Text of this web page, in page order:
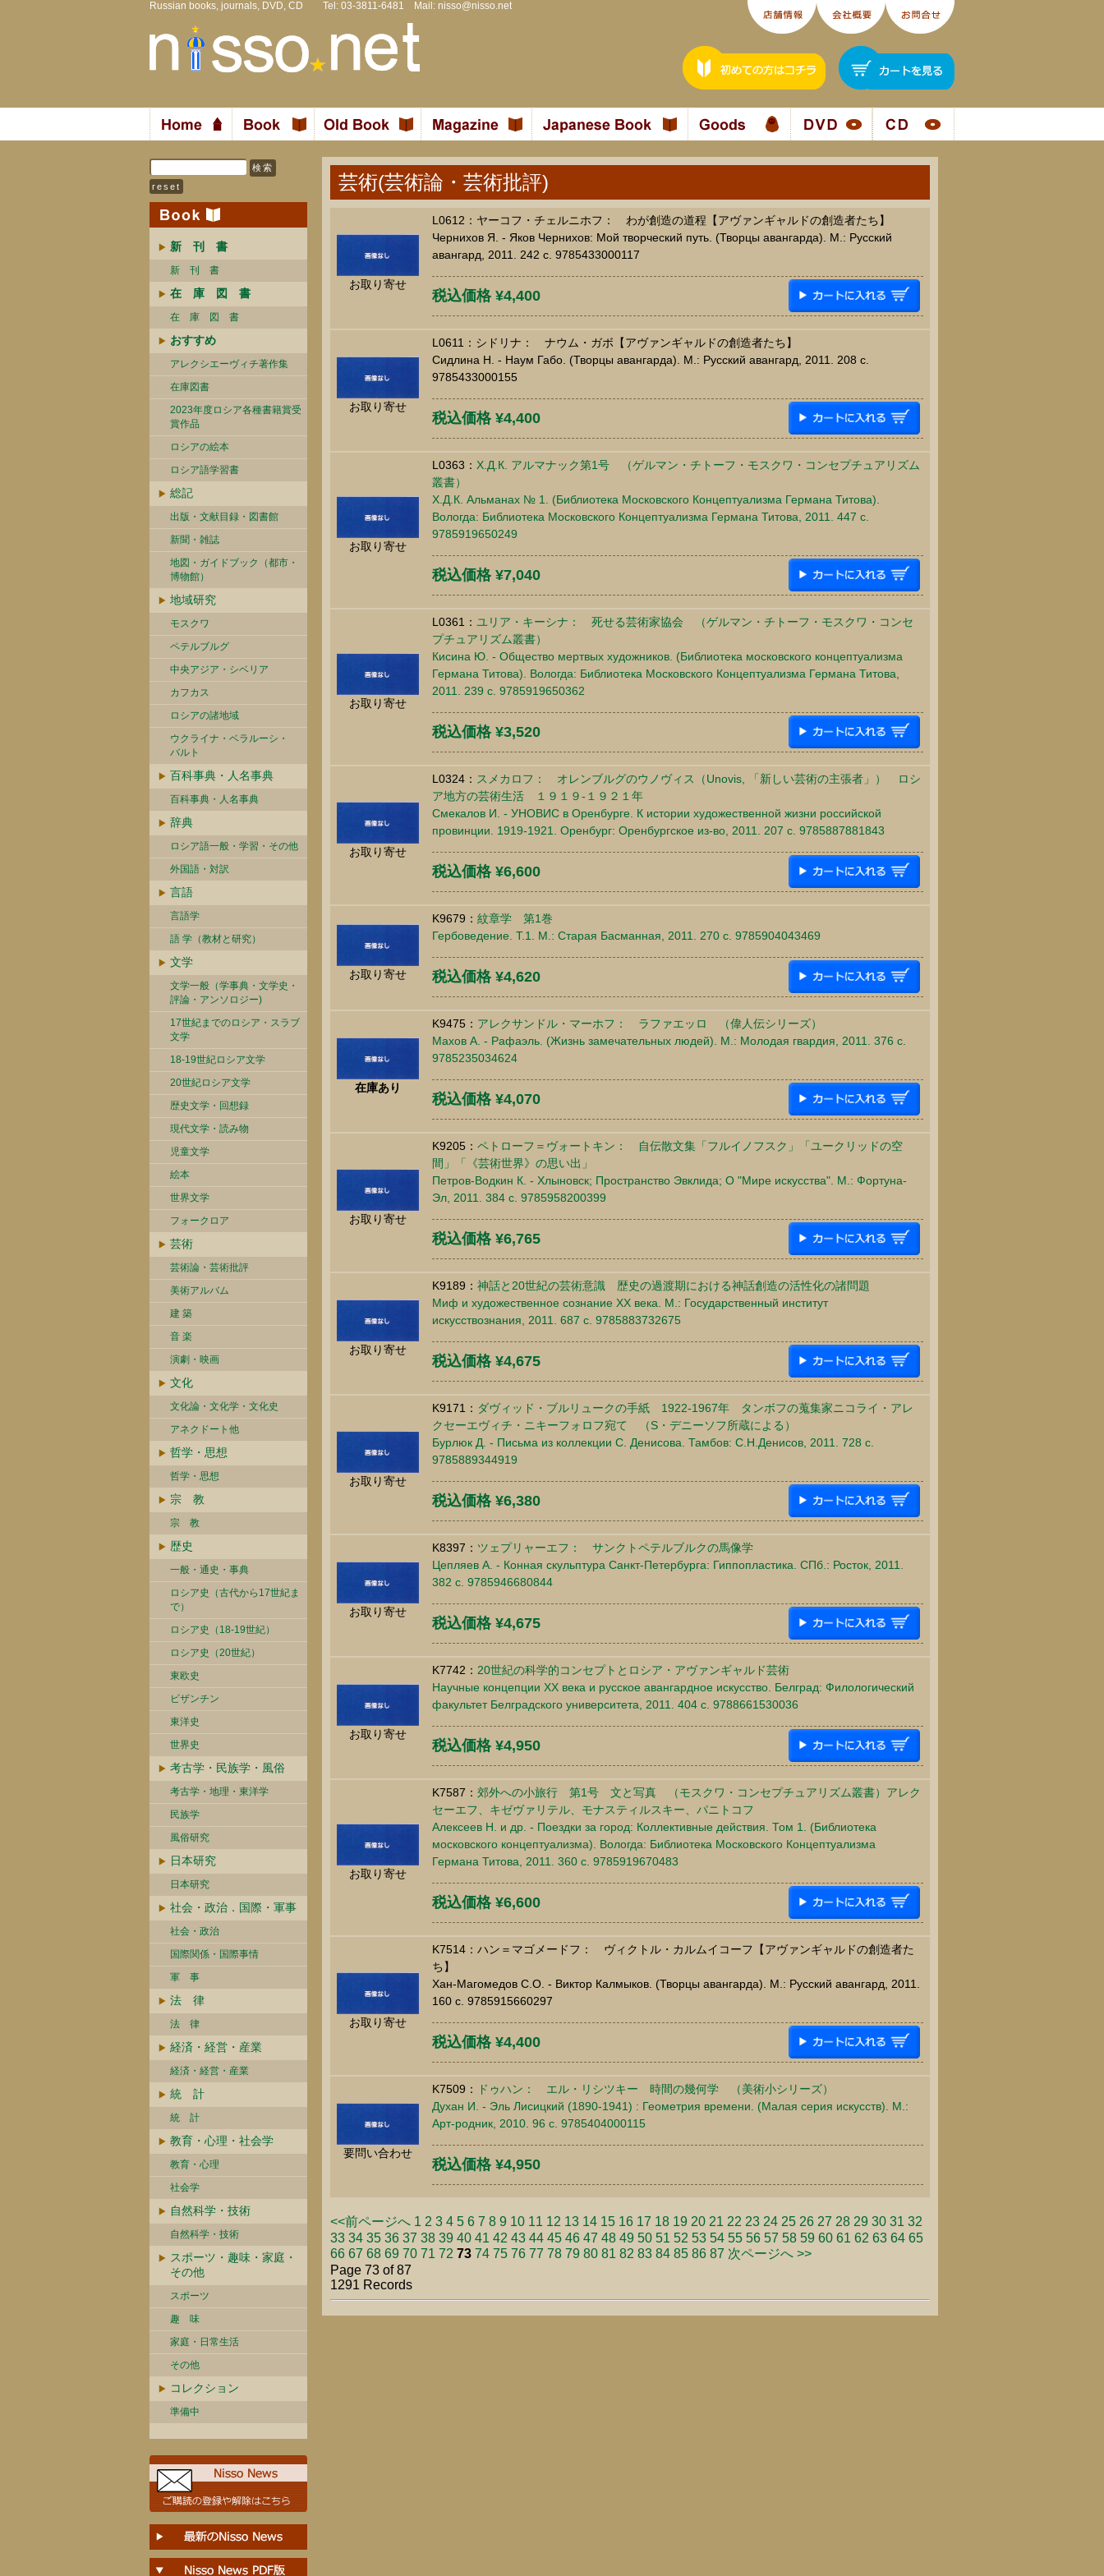
Russian books, journals, DVD, CD Tel: 03-3811-6481 Mail: nisso@nisso.net
新 刊 書
新 刊 書
在 庫 図 書
在 庫 図 書
おすすめ
アレクシエーヴィチ著作集
在庫図書
2023年度ロシア各種書籍賞受
賞作品
ロシアの絵本
ロシア語学習書
総記
出版・文献目録・図書館
新聞・雑誌
地図・ガイドブック（都市・
博物館）
地域研究
モスクワ
ペテルブルグ
中央アジア・シベリア
カフカス
ロシアの諸地域
ウクライナ・ベラルーシ・
バルト
百科事典・人名事典
百科事典・人名事典
辞典
ロシア語一般・学習・その他
外国語・対訳
言語
言語学
語 学（教材と研究）
文学
文学一般（学事典・文学史・
評論・アンソロジー)
17世紀までのロシア・スラブ
文学
18-19世紀ロシア文学
20世紀ロシア文学
歴史文学・回想録
現代文学・読み物
児童文学
絵本
世界文学
フォークロア
芸術
芸術論・芸術批評
美術アルバム
建 築
音 楽
演劇・映画
文化
文化論・文化学・文化史
アネクドート他
哲学・思想
哲学・思想
宗 教
宗 教
歴史
一般・通史・事典
ロシア史（古代から17世紀ま
で）
ロシア史（18-19世紀）
ロシア史（20世紀）
東欧史
ビザンチン
東洋史
世界史
考古学・民族学・風俗
考古学・地理・東洋学
民族学
風俗研究
日本研究
日本研究
社会・政治．国際・軍事
社会・政治
国際関係・国際事情
軍 事
法 律
法 律
経済・経営・産業
経済・経営・産業
統 計
統 計
教育・心理・社会学
教育・心理
社会学
自然科学・技術
自然科学・技術
スポーツ・趣味・家庭・
その他
スポーツ
趣 味
家庭・日常生活
その他
コレクション
準備中
芸術(芸術論・芸術批評)
お取り寄せ
L0612：ヤーコフ・チェルニホフ： わが創造の道程【アヴァンギャルドの創造者たち】
Чернихов Я. - Яков Чернихов: Мой творческий путь. (Творцы авангарда). М.: Русский
авангард, 2011. 242 c. 9785433000117
税込価格 ¥4,400
お取り寄せ
L0611：シドリナ： ナウム・ガボ【アヴァンギャルドの創造者たち】
Сидлина Н. - Наум Габо. (Творцы авангарда). М.: Русский авангард, 2011. 208 c.
9785433000155
税込価格 ¥4,400
お取り寄せ
L0363： Х.Д.К. アルマナック第1号 （ゲルマン・チトーフ・モスクワ・コンセプチュアリズム
叢書）
Х.Д.К. Альманах № 1. (Библиотека Московского Концептуализма Германа Титова).
Вологда: Библиотека Московского Концептуализма Германа Титова, 2011. 447 c.
9785919650249
税込価格 ¥7,040
お取り寄せ
L0361： ユリア・キーシナ： 死せる芸術家協会 （ゲルマン・チトーフ・モスクワ・コンセ
プチュアリズム叢書）
Кисина Ю. - Общество мертвых художников. (Библиотека московского концептуализма
Германа Титова). Вологда: Библиотека Московского Концептуализма Германа Титова,
2011. 239 c. 9785919650362
税込価格 ¥3,520
お取り寄せ
L0324： スメカロフ： オレンブルグのウノヴィス（Unovis, 「新しい芸術の主張者」） ロシ
ア地方の芸術生活 １９１９-１９２１年
Смекалов И. - УНОВИС в Оренбурге. К истории художественной жизни российской
провинции. 1919-1921. Оренбург: Оренбургское из-во, 2011. 207 c. 9785887881843
税込価格 ¥6,600
お取り寄せ
K9679： 紋章学 第1巻
Гербоведение. Т.1. М.: Старая Басманная, 2011. 270 c. 9785904043469
税込価格 ¥4,620
在庫あり
K9475： アレクサンドル・マーホフ： ラファエッロ （偉人伝シリーズ）
Махов А. - Рафаэль. (Жизнь замечательных людей). М.: Молодая гвардия, 2011. 376 c.
9785235034624
税込価格 ¥4,070
お取り寄せ
K9205： ペトローフ＝ヴォートキン： 自伝散文集「フルイノフスク」「ユークリッドの空
間」「《芸術世界》の思い出」
Петров-Водкин К. - Хлыновск; Пространство Эвклида; О "Мире искусства". М.: Фортуна-
Эл, 2011. 384 c. 9785958200399
税込価格 ¥6,765
お取り寄せ
K9189： 神話と20世紀の芸術意識 歴史の過渡期における神話創造の活性化の諸問題
Миф и художественное сознание ХХ века. М.: Государственный институт
искусствознания, 2011. 687 c. 9785883732675
税込価格 ¥4,675
お取り寄せ
K9171： ダヴィッド・ブルリュークの手紙 1922-1967年 タンボフの蒐集家ニコライ・アレ
クセーエヴィチ・ニキーフォロフ宛て （S・デニーソフ所蔵による）
Бурлюк Д. - Письма из коллекции С. Денисова. Тамбов: С.Н.Денисов, 2011. 728 c.
9785889344919
税込価格 ¥6,380
お取り寄せ
K8397： ツェプリャーエフ： サンクトペテルブルクの馬像学
Цепляев А. - Конная скульптура Санкт-Петербурга: Гиппопластика. СПб.: Росток, 2011.
382 c. 9785946680844
税込価格 ¥4,675
お取り寄せ
K7742： 20世紀の科学的コンセプトとロシア・アヴァンギャルド芸術
Научные концепции ХХ века и русское авангардное искусство. Белград: Филологический
факультет Белградского университета, 2011. 404 c. 9788661530036
税込価格 ¥4,950
お取り寄せ
K7587： 郊外への小旅行 第1号 文と写真 （モスクワ・コンセプチュアリズム叢書）アレク
セーエフ、キゼヴァリテル、モナスティルスキー、パニトコフ
Алексеев Н. и др. - Поездки за город: Коллективные действия. Том 1. (Библиотека
московского концептуализма). Вологда: Библиотека Московского Концептуализма
Германа Титова, 2011. 360 c. 9785919670483
税込価格 ¥6,600
お取り寄せ
K7514：ハン＝マゴメードフ： ヴィクトル・カルムイコーフ【アヴァンギャルドの創造者た
ち】
Хан-Магомедов С.О. - Виктор Калмыков. (Творцы авангарда). М.: Русский авангард, 2011.
160 c. 9785915660297
税込価格 ¥4,400
要問い合わせ
K7509：
ドゥハン： エル・リシツキー 時間の幾何学 （美術小シリーズ）
Духан И. - Эль Лисицкий (1890-1941) : Геометрия времени. (Малая серия искусств). М.:
Арт-родник, 2010. 96 c. 9785404000115
税込価格 ¥4,950
<<前ページへ 1 2 3 4 5 6 7 8 9 10 11 12 13 14 15 16 17 18 19 20 21 22 23 24 25 26 27 28 29 30 31 32
33 34 35 36 37 38 39 40 41 42 43 44 45 46 47 48 49 50 51 52 53 54 55 56 57 58 59 60 61 62 63 64 65
66 67 68 69 70 71 72 73 74 75 76 77 78 79 80 81 82 83 84 85 86 87 次ページへ >>
Page 73 of 87
1291 Records